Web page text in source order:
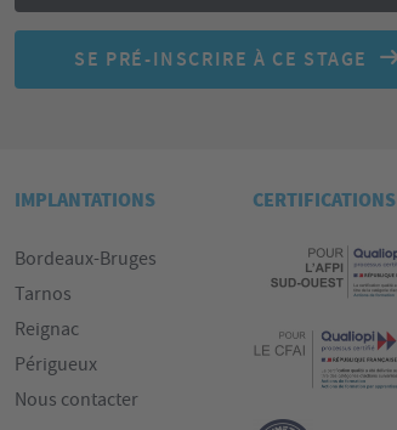
SE PRÉ-INSCRIRE À CE STAGE
IMPLANTATIONS
Bordeaux-Bruges
Tarnos
Reignac
Périgueux
Nous contacter
CERTIFICATIONS